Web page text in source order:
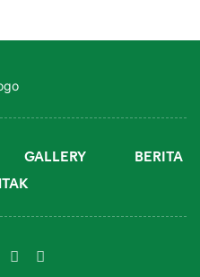
GALLERY
BERITA